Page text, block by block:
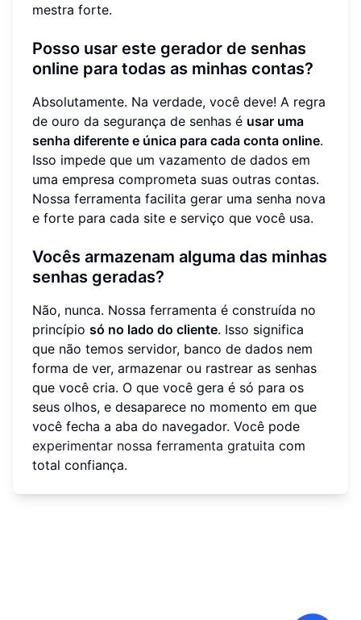
mestra forte.
Posso usar este gerador de senhas
online para todas as minhas contas?
Absolutamente. Na verdade, você deve! A regra
de ouro da segurança de senhas é usar uma
senha diferente e única para cada conta online.
Isso impede que um vazamento de dados em
uma empresa comprometa suas outras contas.
Nossa ferramenta facilita gerar uma senha nova
e forte para cada site e serviço que você usa.
Vocês armazenam alguma das minhas
senhas geradas?
Não, nunca. Nossa ferramenta é construída no
princípio só no lado do cliente. Isso significa
que não temos servidor, banco de dados nem
forma de ver, armazenar ou rastrear as senhas
que você cria. O que você gera é só para os
seus olhos, e desaparece no momento em que
você fecha a aba do navegador. Você pode
experimentar nossa ferramenta gratuita com
total confiança.